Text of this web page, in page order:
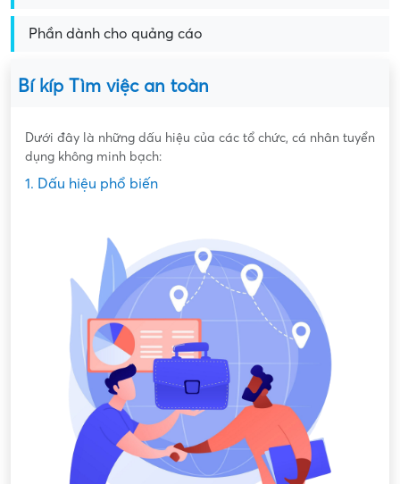
Phần dành cho quảng cáo
Bí kíp Tìm việc an toàn
Dưới đây là những dấu hiệu của các tổ chức, cá nhân tuyển
dụng không minh bạch:
1. Dấu hiệu phổ biến